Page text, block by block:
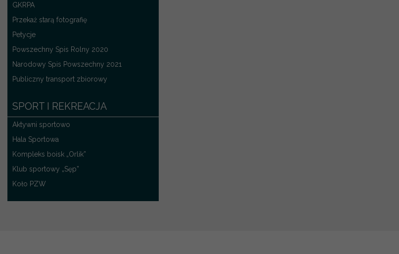
GKRPA
Przekaż starą fotografię
Petycje
Powszechny Spis Rolny 2020
Narodowy Spis Powszechny 2021
Publiczny transport zbiorowy
SPORT I REKREACJA
Aktywni sportowo
Hala Sportowa
Kompleks boisk „Orlik”
Klub sportowy „Sęp”
Koło PZW